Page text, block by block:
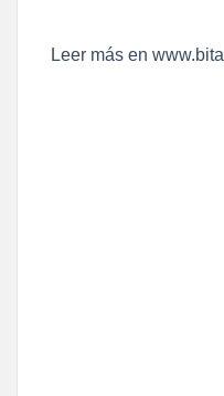
Leer más en